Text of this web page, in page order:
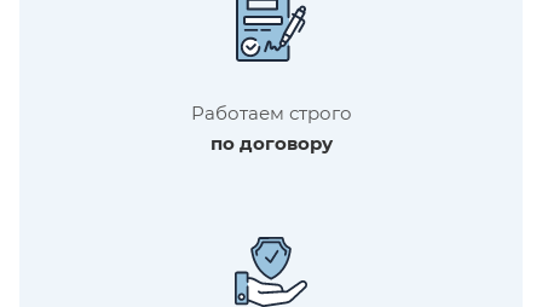
Работаем строго
по договору